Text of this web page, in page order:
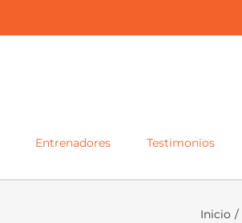
Entrenadores Testimonios
Inicio /